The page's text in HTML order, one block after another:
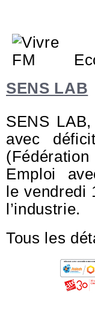
SENS LAB
SENS
avec
Emploi
le
l’industrie.
Tous les